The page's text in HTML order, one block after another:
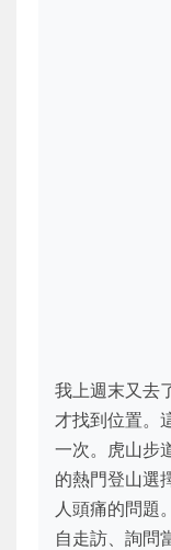
我上週末又去
才找到位置。
一次。虎山步
的熱門登山選
人頭痛的問題
自走訪、詢問